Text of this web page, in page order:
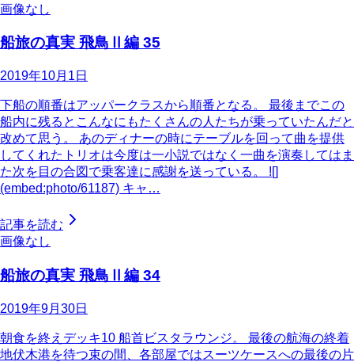
画像なし
船旅の真実 飛鳥Ⅱ編 35
2019年10月1日
下船の順番はアッパークラスから順番となる。 最後までこの
船内に残るとこんなにもたくさんの人たちが乗っていたんだと
改めて思う。 あのディナーの時にテーブルを回って曲を提供
してくれたトリオは今度は一小説ではなく一曲を演奏してはま
た次を目の合図で乗客達に感謝を送っている。 ![]
(embed:photo/61187) キャ…
記事を読む
画像なし
船旅の真実 飛鳥Ⅱ編 34
2019年9月30日
朝食を終えデッキ10 船首ビスタラウンジ。 最後の航海の終着
地伏木港を待つ束の間、各部屋ではスーツケースへの最後の片